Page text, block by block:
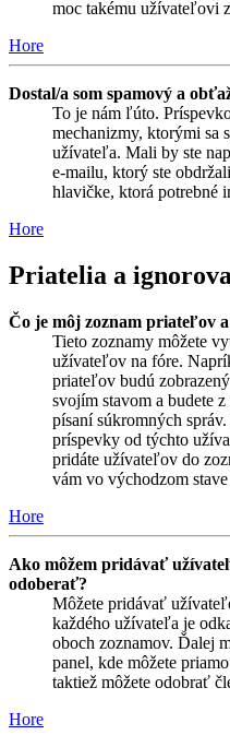
moc takému užívateľovi
Hore
Dostal/a som spamový a
To je nám ľúto.
mechanizmy, ktorými sa
užívateľa. Mali by ste
e-mailu, ktorý ste
hlavičke, ktorá potrebné
Hore
Priatelia a
Čo je môj zoznam priateľov
Tieto zoznamy môžete
užívateľov na fóre.
priateľov budú
svojím stavom a budete
písaní súkromných
príspevky od týchto
pridáte užívateľov do
vám vo východzom
Hore
Ako môžem pridávať
odoberať?
Môžete pridávať
každého užívateľa je
oboch zoznamov. Ďalej
panel, kde môžete
taktiež môžete odobrať
Hore